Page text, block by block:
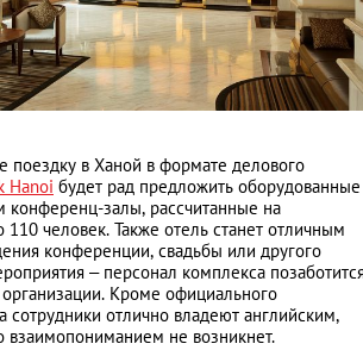
поездку в Ханой в формате делового
Hanoi будет рад предложить оборудованные
залы, рассчитанные на
человек. Также отель станет отличным
конференции, свадьбы или другого
– персонал комплекса
Кроме официального
сотрудники отлично владеют английским,
взаимопониманием не возникнет.